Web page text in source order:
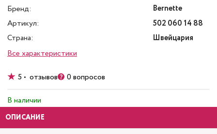
Бренд:
Bernette
Артикул:
502 060 14 88
Страна:
Швейцария
Все характеристики
5 • отзывов 0 вопросов
В наличии
ОПИСАНИЕ